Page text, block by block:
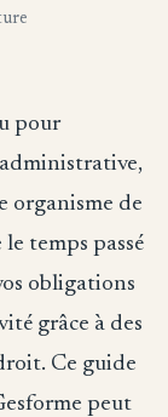
pour
organisme de
temps passé
obligations
grâce à des
Ce guide
peut